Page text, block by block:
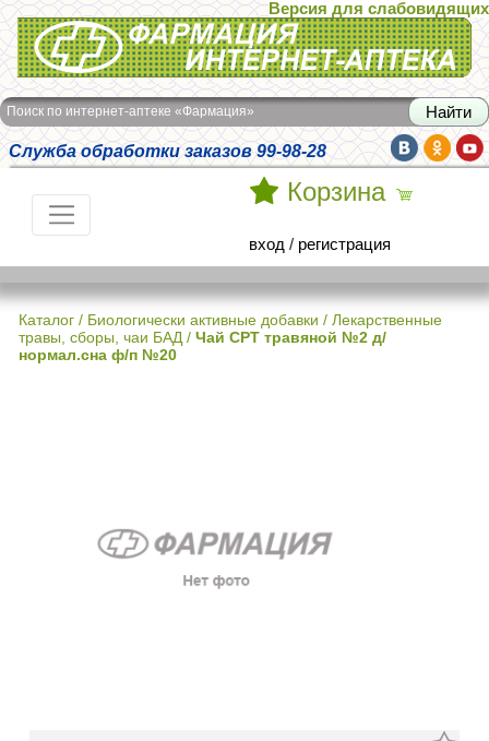
Интернет-аптека Фармация
Версия для слабовидящих
Поиск по интернет-аптеке «Фармация»
Служба обработки заказов 99-98-28
Корзина
вход / регистрация
Каталог / Биологически активные добавки / Лекарственные
травы, сборы, чаи БАД / Чай СРТ травяной №2 д/
нормал.сна ф/п №20